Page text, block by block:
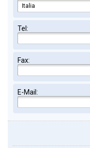
Tel:
Fax:
E-Mail: